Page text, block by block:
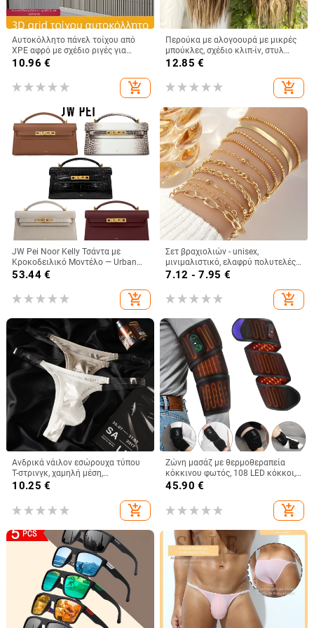
Αυτοκόλλητο πάνελ τοίχου από
XPE αφρό με σχέδιο ριγές για
φόντο τηλεόρασης; 1 τεμάχιο;
αντοχή σε λίπος, αντίσταση στη
βρωμιά; μοντέρνο απλό στυλ, 3D
για σαλόνι, υπνοδωμάτιο, είσοδο,
εστιατόριο
10.96 €
add_shopping_cart
Περούκα με αλογοουρά με μικρές
μπούκλες, σχέδιο κλιπ-ίν, στυλ
Ευρώπης και Αμερικής, για κυρίες
ίνα • Τεχνολογία επεξεργασίας:
μηχανισμός • Δεν βαφεται
12.85 €
add_shopping_cart
JW Pei Noor Kelly Τσάντα με
Κροκοδειλικό Μοντέλο — Urban
Simplicity, Συνθετικό Δέρμα,
Κλείσιμο Με Λουκέτο, Θήκη Για
Έγγραφα, PU Επένδυση
53.44€
add_shopping_cart
Σετ βραχιολιών - unisex,
μινιμαλιστικό, ελαφρύ πολυτελές
στυλ, κουβανική πολυεπίπεδη
ηλεκτροπλατίωση, 10 τεμάχια
7.12 - 7.95 €
add_shopping_cart
Ανδρικά νάιλον εσώρουχα τύπου
T-στρινγκ, χαμηλή μέση,
μονόχρωμα, βαμβακή επένδυση
10.25 €
add_shopping_cart
Ζώνη μασάζ με θερμοθεραπεία
κόκκινου φωτός, 108 LED κόκκοι,
660 nm, θέρμανση και δόνηση για
45.90 €
add_shopping_cart